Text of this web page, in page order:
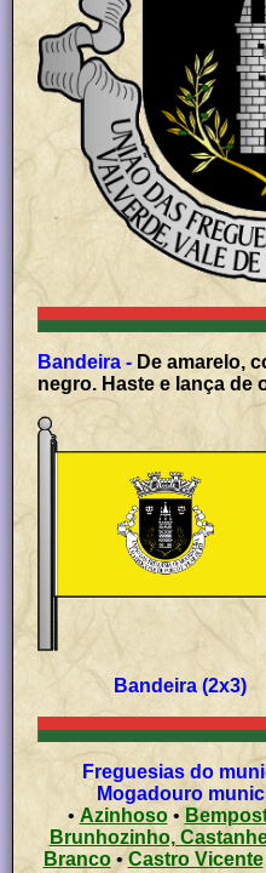
Bandeira - De amarelo,
negro. Haste e lança de
Bandeira (2x3)
Freguesias do
Mogadouro
• Azinhoso•
Brunhozinho,
Branco• Castro Vicente